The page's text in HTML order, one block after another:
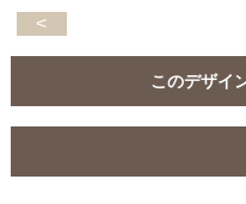
<
このデザイ